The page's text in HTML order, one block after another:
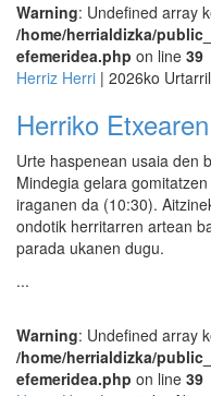
Warning: Undefined array
/home/herrialdizka/
efemeridea.php on line 39
Herriz Herri | 2026ko
Herriko
Urte haspenean usaia den
Mindegia gelara
iraganen da (10:30).
ondotik herritarren artean
parada ukanen dugu.
...
Warning: Undefined array
/home/herrialdizka/
efemeridea.php on line 39